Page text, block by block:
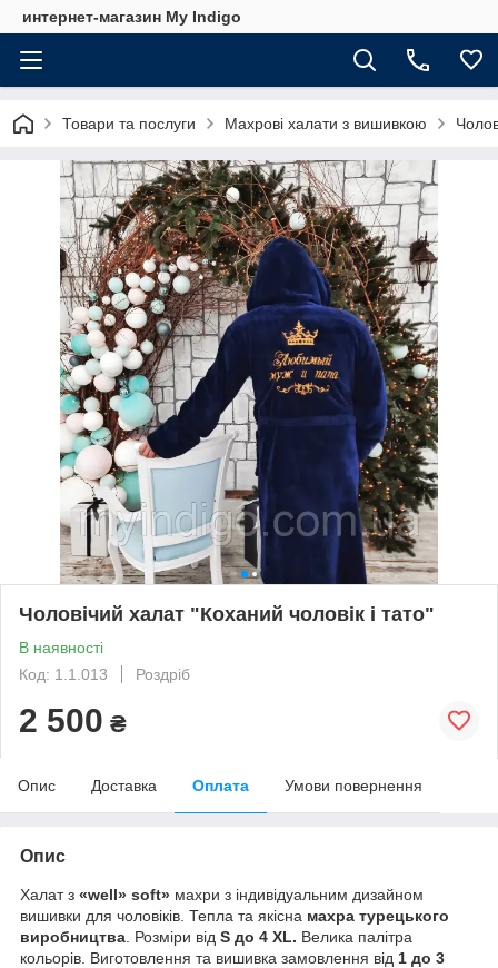
интернет-магазин My Indigo
Товари та послуги Махрові халати з вишивкою
Чоловічий халат "Коханий чоловік і тато"
В наявності
Код: 1.1.013
Роздріб
2 500 ₴
Опис Доставка Оплата Умови повернення
Опис
Халат з «well» soft» махри з індивідуальним дизайном
вишивки для чоловіків. Тепла та якісна махра турецького
виробництва . Розміри від S до 4 XL. Велика палітра
кольорів. Виготовлення та вишивка замовлення від 1 до 3